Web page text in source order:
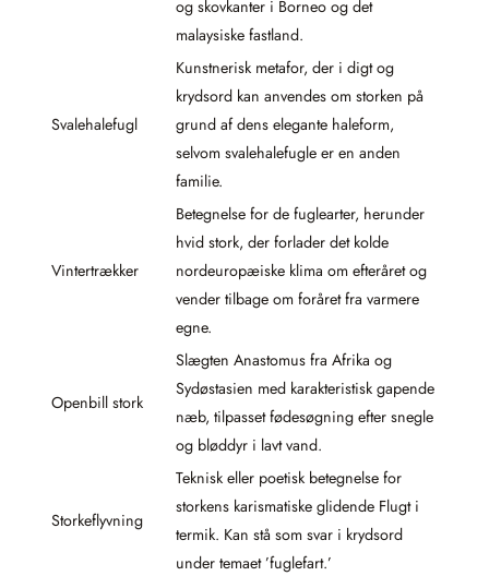
og skovkanter i Borneo og det
malaysiske fastland.
Svalehalefugl
Kunstnerisk metafor, der i digt og
krydsord kan anvendes om storken på
grund af dens elegante haleform,
selvom svalehalefugle er en anden
familie.
Vintertrækker
Betegnelse for de fuglearter, herunder
hvid stork, der forlader det kolde
nordeuropæiske klima om efteråret og
vender tilbage om foråret fra varmere
egne.
Openbill stork
Slægten Anastomus fra Afrika og
Sydøstasien med karakteristisk gapende
næb, tilpasset fødesøgning efter snegle
og bløddyr i lavt vand.
Storkeflyvning
Teknisk eller poetisk betegnelse for
storkens karismatiske glidende Flugt i
termik. Kan stå som svar i krydsord
under temaet ’fuglefart.’